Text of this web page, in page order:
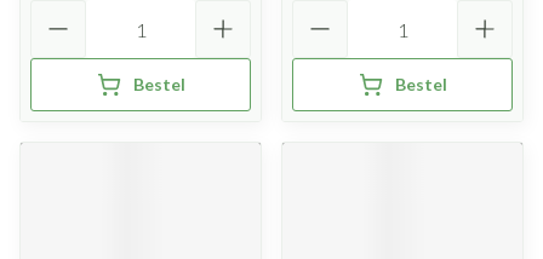
Bestel Bestel